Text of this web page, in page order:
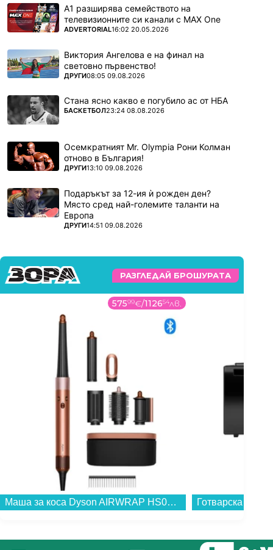
А1 разширява семейството на
телевизионните си канали с MAX One
ПОВЕЧЕ ОТ
ADVERTORIAL16:02 20.05.2026
Виктория Ангелова е на финал на
световно първенство!
ПОВЕЧЕ ОТ
ДРУГИ08:05 09.08.2026
Стана ясно какво е погубило ас от НБА
ПОВЕЧЕ ОТ
БАСКЕТБОЛ23:24 08.08.2026
Осемкратният Mr. Olympia Рони Колман
отново в България!
ПОВЕЧЕ ОТ
ДРУГИ13:10 09.08.2026
Подаръкът за 12-ия ѝ рожден ден?
Място сред най-големите таланти на
Европа
ПОВЕЧЕ ОТ
ДРУГИ14:51 09.08.2026
РАЗГЛЕДАЙ БРОШУРАТА
57599€/112654лв.
Маша за коса Dyson AIRWRAP HS08 i.d.™ AmSi/PkCp (123682-01) , 1300 W...